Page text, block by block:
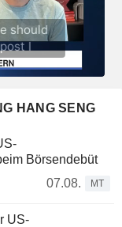
HANG SENG
Börsendebüt
07.08.
MT
US-